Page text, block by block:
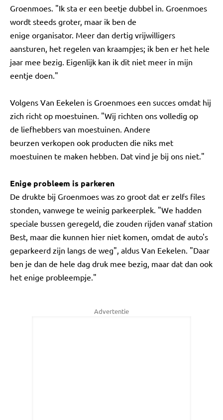
Groenmoes. "Ik sta er een beetje dubbel in. Groenmoes
wordt steeds groter, maar ik ben de
enige organisator. Meer dan dertig vrijwilligers
aansturen, het regelen van kraampjes; ik ben er het hele
jaar mee bezig. Eigenlijk kan ik dit niet meer in mijn
eentje doen."
Volgens Van Eekelen is Groenmoes een succes omdat hij
zich richt op moestuinen. "Wij richten ons volledig op
de liefhebbers van moestuinen. Andere
beurzen verkopen ook producten die niks met
moestuinen te maken hebben. Dat vind je bij ons niet."
Enige probleem is parkeren
De drukte bij Groenmoes was zo groot dat er zelfs files
stonden, vanwege te weinig parkeerplek. "We hadden
speciale bussen geregeld, die zouden rijden vanaf station
Best, maar die kunnen hier niet komen, omdat de auto's
geparkeerd zijn langs de weg", aldus Van Eekelen. "Daar
ben je dan de hele dag druk mee bezig, maar dat dan ook
het enige probleempje."
Advertentie